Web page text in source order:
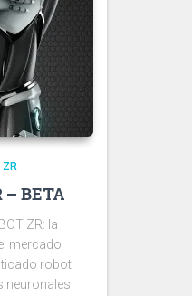
ZR
– BETA
ZR: la
mercado
robot
neuronales